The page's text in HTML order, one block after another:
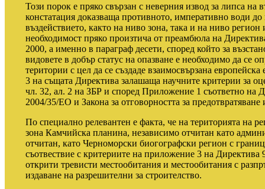
Този порок е пряко свързан с неверния извод за липса на
констатация доказваща противното, императивно води
въздействието, както на ниво зона, така и на ниво
необходимост пряко произтича от преамбюла на
2000, а именно в параграф десети, според който за
видовете в добър статус на опазване е необходимо да се
територии с цел да се създаде взаимосвързана
3 на същата Директива залашаща научните критерии за
чл. 32, ал. 2 на ЗБР и според Приложение 1 съответно на
2004/35/ЕО и Закона за отговорността за
По специално релевантен е факта, че на територията на
зона Камчийска планина, независимо отчитан като
отчитан, като Черноморски биогографски регион с
съотвествие с критериите на приложение 3 на
открити тревисти местообитания и местообитания с
издаване на разрешителни за строителство.